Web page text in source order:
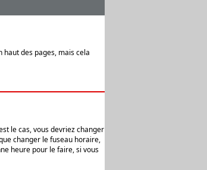
haut des pages, mais cela
le cas, vous devriez changer
changer le fuseau horaire,
heure pour le faire, si vous